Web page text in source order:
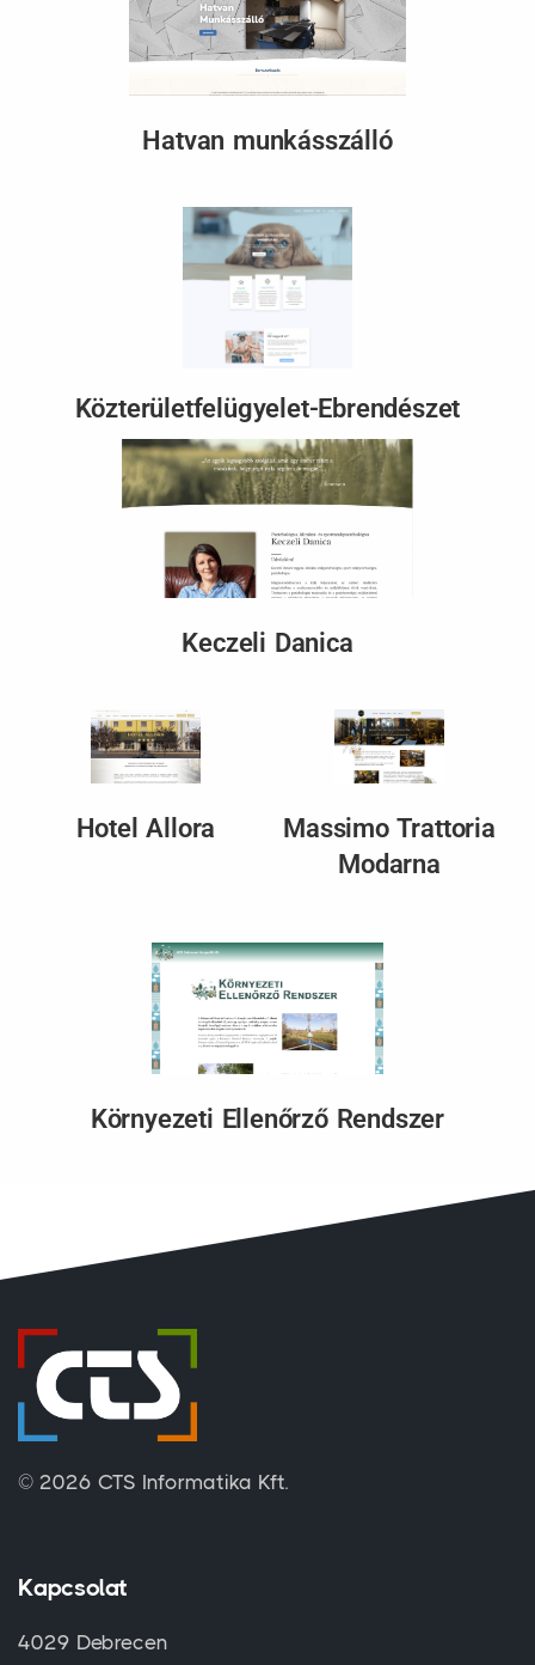
Hatvan munkásszálló
Közterületfelügyelet-Ebrendészet
Keczeli Danica
Hotel Allora
Massimo Trattoria
Modarna
Környezeti Ellenőrző Rendszer
© 2026 CTS Informatika Kft.
Kapcsolat
4029 Debrecen